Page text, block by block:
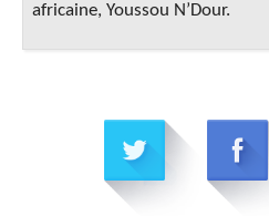
africaine, Youssou N’Dour.